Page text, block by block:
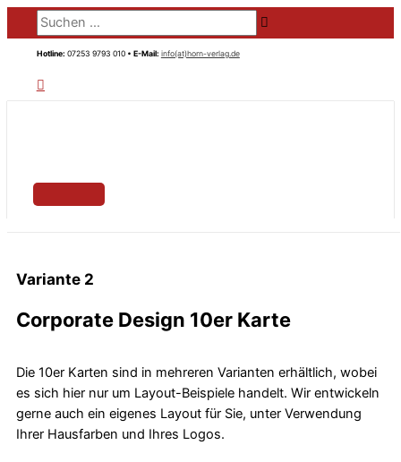
Zum
springen
Suchen …
Hotline: 07253 9793 010 • E-Mail: info(at)horn-verlag.de
HAUPTMENÜ
Variante 2
Corporate Design 10er Karte
Die 10er Karten sind in mehreren Varianten erhältlich, wobei
es sich hier nur um Layout-Beispiele handelt. Wir entwickeln
gerne auch ein eigenes Layout für Sie, unter Verwendung
Ihrer Hausfarben und Ihres Logos.